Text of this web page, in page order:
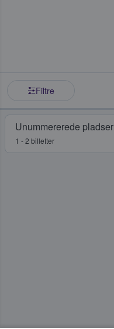
Filtre
Unummererede pladser
1 - 2 billetter